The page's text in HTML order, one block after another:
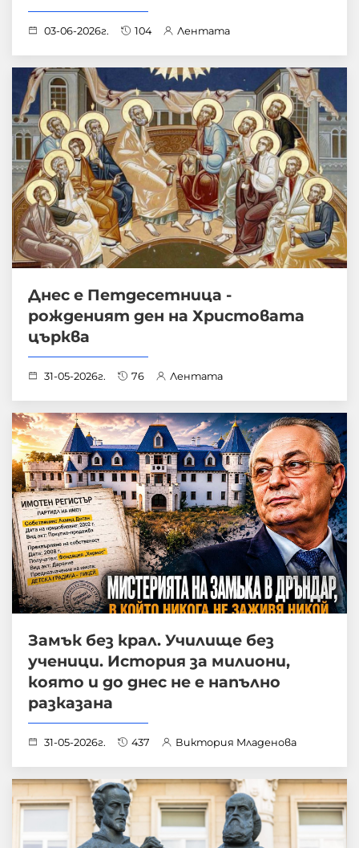
03-06-2026г. 104 Лентата
Днес е Петдесетница -
рожденият ден на Христовата
църква
31-05-2026г. 76 Лентата
Замък без крал. Училище без
ученици. История за милиони,
която и до днес не е напълно
разказана
31-05-2026г. 437 Виктория Младенова